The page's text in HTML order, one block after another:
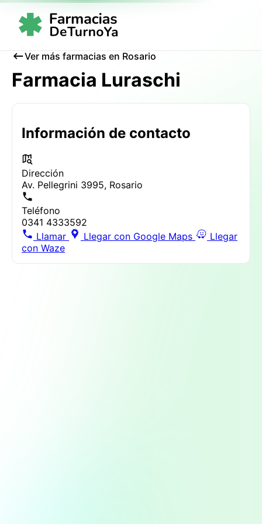
Ver más farmacias en Rosario
Farmacia Luraschi
Información de contacto
Dirección
Av. Pellegrini 3995, Rosario
Teléfono
0341 4333592
Llamar
Llegar con Google Maps
Llegar
con Waze